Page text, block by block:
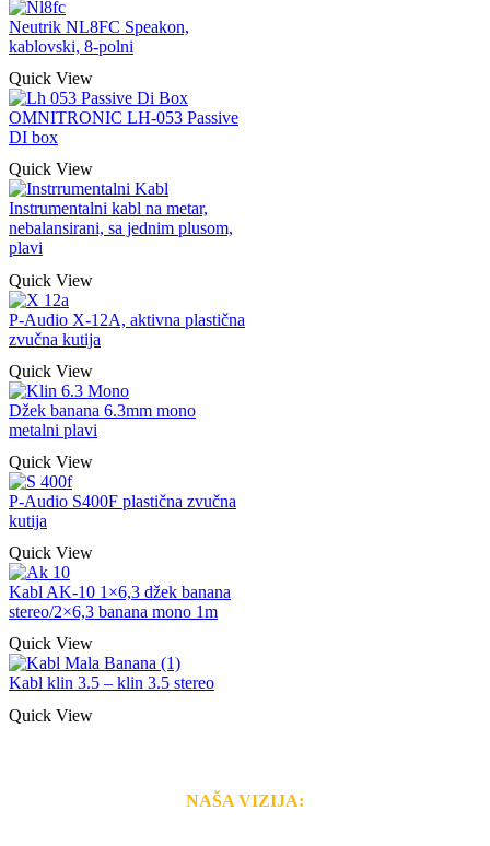
Neutrik NL8FC Speakon,
kablovski, 8-polni
Quick View
OMNITRONIC LH-053 Passive
DI box
Quick View
Instrumentalni kabl na metar,
nebalansirani, sa jednim plusom,
plavi
Quick View
P-Audio X-12A, aktivna plastična
zvučna kutija
Quick View
Džek banana 6.3mm mono
metalni plavi
Quick View
P-Audio S400F plastična zvučna
kutija
Quick View
Kabl AK-10 1×6,3 džek banana
stereo/2×6,3 banana mono 1m
Quick View
Kabl klin 3.5 – klin 3.5 stereo
Quick View
NAŠA VIZIJA: